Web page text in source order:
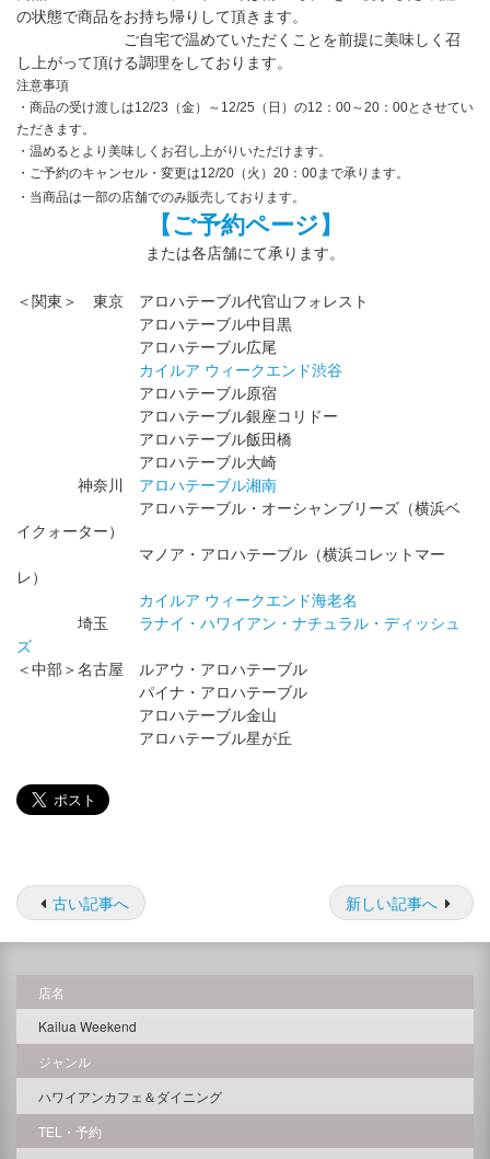
の状態で商品をお持ち帰りして頂きます。
ご自宅で温めていただくことを前提に美味しく召
し上がって頂ける調理をしております。
注意事項
・商品の受け渡しは12/23（金）～12/25（日）の12：00～20：00とさせてい
ただきます。
・温めるとより美味しくお召し上がりいただけます。
・ご予約のキャンセル・変更は12/20（火）20：00まで承ります。
・当商品は一部の店舗でのみ販売しております。
【ご予約ページ】
または各店舗にて承ります。
＜関東＞ 東京 アロハテーブル代官山フォレスト
アロハテーブル中目黒
アロハテーブル広尾
カイルア ウィークエンド渋谷
アロハテーブル原宿
アロハテーブル銀座コリドー
アロハテーブル飯田橋
アロハテーブル大崎
神奈川 アロハテーブル湘南
アロハテーブル・オーシャンブリーズ（横浜ベ
イクォーター）
マノア・アロハテーブル（横浜コレットマー
レ）
カイルア ウィークエンド海老名
埼玉 ラナイ・ハワイアン・ナチュラル・ディッシュ
ズ
＜中部＞名古屋 ルアウ・アロハテーブル
パイナ・アロハテーブル
アロハテーブル金山
アロハテーブル星が丘
古い記事へ 新しい記事へ
店名
Kailua Weekend
ジャンル
ハワイアンカフェ＆ダイニング
TEL・予約